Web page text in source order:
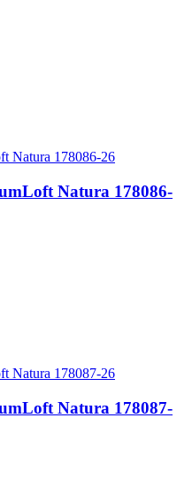
Natura 178086-
Natura 178087-